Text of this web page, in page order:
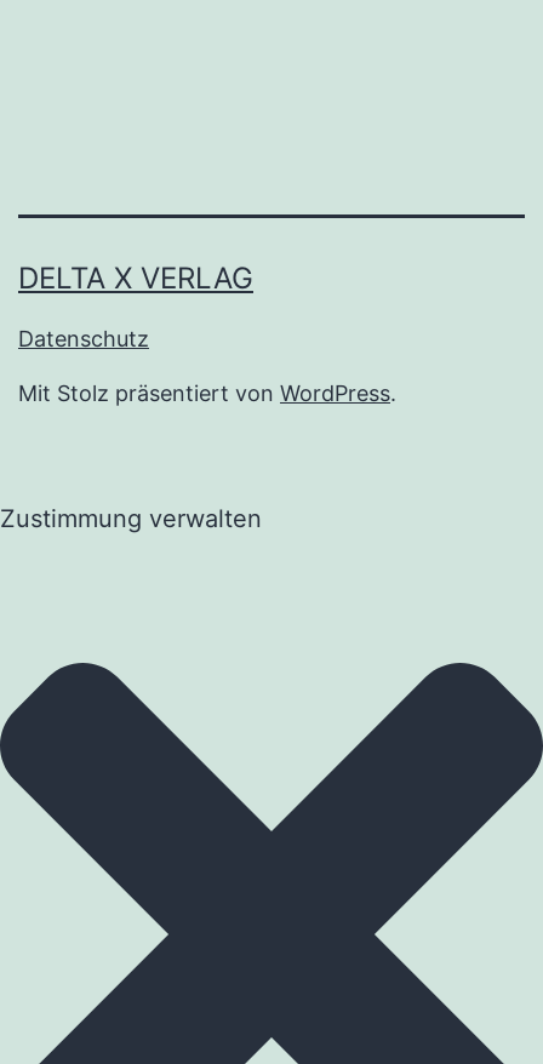
DELTA X VERLAG
Datenschutz
Mit Stolz präsentiert von WordPress.
Zustimmung verwalten